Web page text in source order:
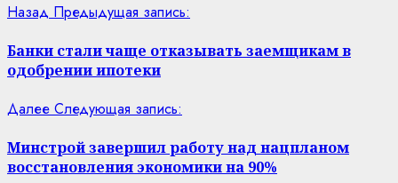
Назад Предыдущая запись:
Банки стали чаще отказывать заемщикам в
одобрении ипотеки
Далее Следующая запись:
Минстрой завершил работу над нацпланом
восстановления экономики на 90%